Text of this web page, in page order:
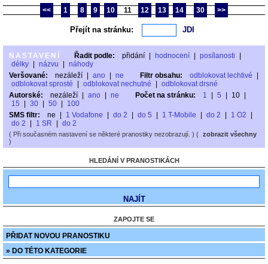
<<
1 8 9 10 11 12 13 14 30 >>
Přejít na stránku:
NASTAVENÍ Řadit podle: přidání hodnocení posílanosti
délky
názvu
náhody
Veršované:
nezáleží ano ne Filtr obsahu: odblokovat lechtivé
odblokovat sprosté
odblokovat nechutné
odblokovat drsné
Autorské:
nezáleží ano ne Počet na stránku: 1 5 10
15
30 50
100
SMS filtr:
ne 1 Vodafone do 2 do 5 1 T-Mobile do 2 1 O2
do 2
1 SR do 2
( Při současném nastavení se některé pranostiky nezobrazují. ) ( zobrazit všechny
)
HLEDÁNÍ V PRANOSTIKÁCH
ZAPOJTE SE
PŘIDAT NOVOU PRANOSTIKU
» DO TÉTO KATEGORIE